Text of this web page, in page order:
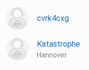
cvrk4cxg
Katastrophe
Hannover